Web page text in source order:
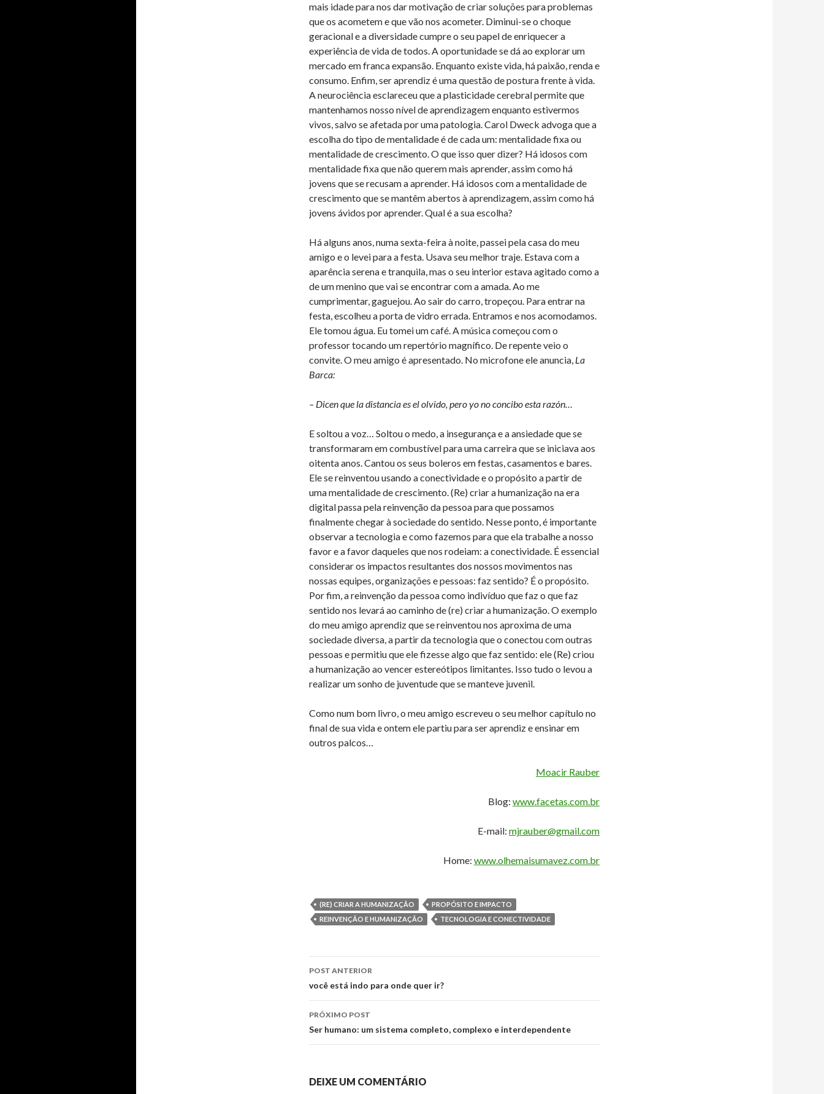
mais idade para nos dar motivação de criar soluções para problemas
que os acometem e que vão nos acometer. Diminui-se o choque
geracional e a diversidade cumpre o seu papel de enriquecer a
experiência de vida de todos. A oportunidade se dá ao explorar um
mercado em franca expansão. Enquanto existe vida, há paixão, renda e
consumo. Enfim, ser aprendiz é uma questão de postura frente à vida.
A neurociência esclareceu que a plasticidade cerebral permite que
mantenhamos nosso nível de aprendizagem enquanto estivermos
vivos, salvo se afetada por uma patologia. Carol Dweck advoga que a
escolha do tipo de mentalidade é de cada um: mentalidade fixa ou
mentalidade de crescimento. O que isso quer dizer? Há idosos com
mentalidade fixa que não querem mais aprender, assim como há
jovens que se recusam a aprender. Há idosos com a mentalidade de
crescimento que se mantêm abertos à aprendizagem, assim como há
jovens ávidos por aprender. Qual é a sua escolha?
Há alguns anos, numa sexta-feira à noite, passei pela casa do meu
amigo e o levei para a festa. Usava seu melhor traje. Estava com a
aparência serena e tranquila, mas o seu interior estava agitado como a
de um menino que vai se encontrar com a amada. Ao me
cumprimentar, gaguejou. Ao sair do carro, tropeçou. Para entrar na
festa, escolheu a porta de vidro errada. Entramos e nos acomodamos.
Ele tomou água. Eu tomei um café. A música começou com o
professor tocando um repertório magnífico. De repente veio o
convite. O meu amigo é apresentado. No microfone ele anuncia, La
Barca:
– Dicen que la distancia es el olvido, pero yo no concibo esta razón…
E soltou a voz… Soltou o medo, a insegurança e a ansiedade que se
transformaram em combustível para uma carreira que se iniciava aos
oitenta anos. Cantou os seus boleros em festas, casamentos e bares.
Ele se reinventou usando a conectividade e o propósito a partir de
uma mentalidade de crescimento. (Re) criar a humanização na era
digital passa pela reinvenção da pessoa para que possamos
finalmente chegar à sociedade do sentido. Nesse ponto, é importante
observar a tecnologia e como fazemos para que ela trabalhe a nosso
favor e a favor daqueles que nos rodeiam: a conectividade. É essencial
considerar os impactos resultantes dos nossos movimentos nas
nossas equipes, organizações e pessoas: faz sentido? É o propósito.
Por fim, a reinvenção da pessoa como indivíduo que faz o que faz
sentido nos levará ao caminho de (re) criar a humanização. O exemplo
do meu amigo aprendiz que se reinventou nos aproxima de uma
sociedade diversa, a partir da tecnologia que o conectou com outras
pessoas e permitiu que ele fizesse algo que faz sentido: ele (Re) criou
a humanização ao vencer estereótipos limitantes. Isso tudo o levou a
realizar um sonho de juventude que se manteve juvenil.
Como num bom livro, o meu amigo escreveu o seu melhor capítulo no
final de sua vida e ontem ele partiu para ser aprendiz e ensinar em
outros palcos…
Moacir Rauber
Blog: www.facetas.com.br
E-mail: mjrauber@gmail.com
Home: www.olhemaisumavez.com.br
(RE) CRIAR A HUMANIZAÇÃO
PROPÓSITO E IMPACTO
REINVENÇÃO E HUMANIZAÇÃO
TECNOLOGIA E CONECTIVIDADE
Navegação
de
posts
POST ANTERIOR
você está indo para onde quer ir?
PRÓXIMO POST
Ser humano: um sistema completo, complexo e interdependente
DEIXE UM COMENTÁRIO